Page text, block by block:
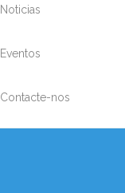
Noticias
Eventos
Contacte-nos